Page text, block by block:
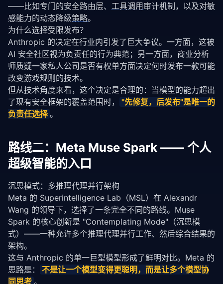
——比如专门的安全路由层、 工具调用 审计机制，以及对敏
感能力的动态降级策略。
为什么选择受限发布？
Anthropic 的决定在行业内引发了巨大争议。一方面，这被
AI 安全社区视为负责任的行为典范；另一方面，商业分析
师质疑一家私人公司是否有权单方面决定何时发布一款可能
改变游戏规则的技术。
但从技术角度来看，这个决定是合理的：当模型的能力超出
了现有安全框架的覆盖范围时，
"先修复，后发布"是唯一的
负责任选择 。
路线二：Meta Muse Spark —— 个人
超级智能的入口
沉思模式：多推理代理并行架构
Meta 的 Superintelligence Lab（MSL）在 Alexandr
Wang 的领导下，选择了一条完全不同的路线。Muse
Spark 的核心创新是 "Contemplating Mode"（沉思模
式）——一种允许多个推理代理并行工作、然后综合结果的
架构。
这与 Anthropic 的单一巨型模型形成了鲜明对比。Meta 的
思路是：
不是让一个模型变得更聪明，而是让多个模型协
同思考 。